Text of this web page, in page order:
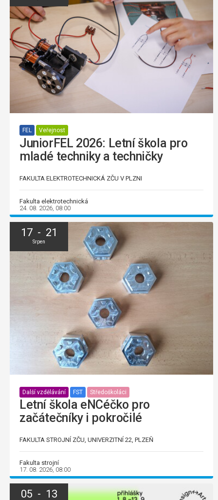
FEL Veřejnost
JuniorFEL 2026: Letní škola pro
mladé techniky a techničky
FAKULTA ELEKTROTECHNICKÁ ZČU V PLZNI
Fakulta elektrotechnická
24. 08. 2026, 08:00
17 - 21
Srpen
Další vzdělávání FST Středoškoláci
Letní škola eNCéčko pro
začátečníky i pokročilé
FAKULTA STROJNÍ ZČU, UNIVERZITNÍ 22, PLZEŇ
Fakulta strojní
17. 08. 2026, 08:00
05 - 13